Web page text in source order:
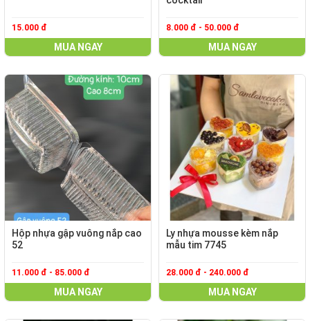
15.000 đ
MUA NGAY
8.000 đ - 50.000 đ
MUA NGAY
Hộp nhựa gập vuông nắp cao
52
11.000 đ - 85.000 đ
MUA NGAY
Ly nhựa mousse kèm nắp
mẫu tim 7745
28.000 đ - 240.000 đ
MUA NGAY